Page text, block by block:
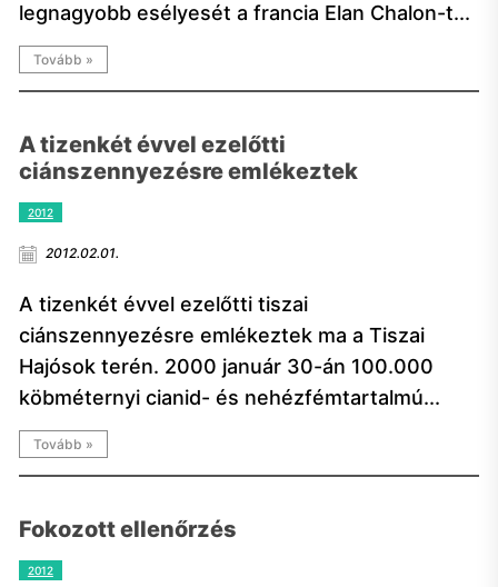
legnagyobb esélyesét a francia Elan Chalon-t...
Tovább »
A tizenkét évvel ezelőtti
ciánszennyezésre emlékeztek
2012
2012.02.01.
A tizenkét évvel ezelőtti tiszai
ciánszennyezésre emlékeztek ma a Tiszai
Hajósok terén. 2000 január 30-án 100.000
köbméternyi cianid- és nehézfémtartalmú...
Tovább »
Fokozott ellenőrzés
2012